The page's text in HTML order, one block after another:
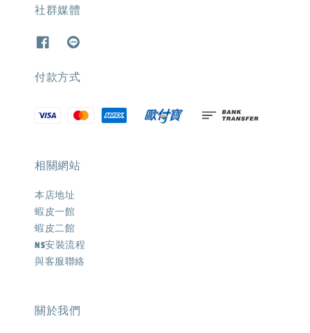
社群媒體
付款方式
相關網站
本店地址
蝦皮一館
蝦皮二館
NS安裝流程
與客服聯絡
關於我們